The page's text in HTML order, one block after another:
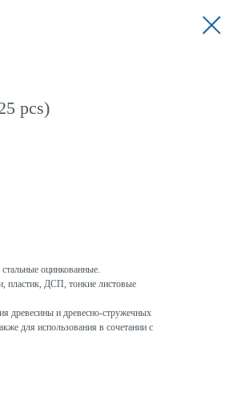
pcs)
оцинкованные.
пластик, ДСП, тонкие листовые
древесины и древесно-стружечных
для использования в сочетании с